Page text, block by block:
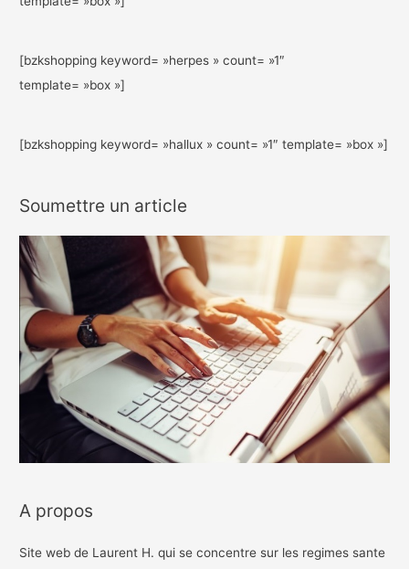
[bzkshopping keyword= »herpes » count= »1″
template= »box »]
[bzkshopping keyword= »hallux » count= »1″ template= »box »]
Soumettre un article
A propos
Site web de Laurent H. qui se concentre sur les regimes sante